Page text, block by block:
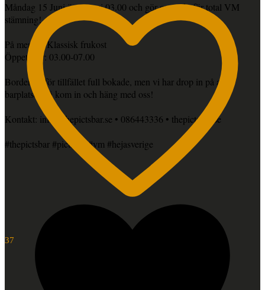
37
Måndag 15 Juni öppnar vi 03.00 och gör oss redo för total VM
stämning!
På menyn: Klassisk frukost
Öppettider: 03.00-07.00
Borden är för tillfället full bokade, men vi har drop in på alla
barplatser, så kom in och häng med oss!
Kontakt: info@thepictsbar.se • 086443336 • thepictsbar.se
#thepictsbar #pictsbar #vm #hejasverige